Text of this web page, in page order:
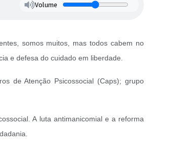
Volume
somos muitos, mas todos cabem no
e defesa do cuidado em liberdade.
de Atenção Psicossocial (Caps); grupo
A luta antimanicomial e a reforma